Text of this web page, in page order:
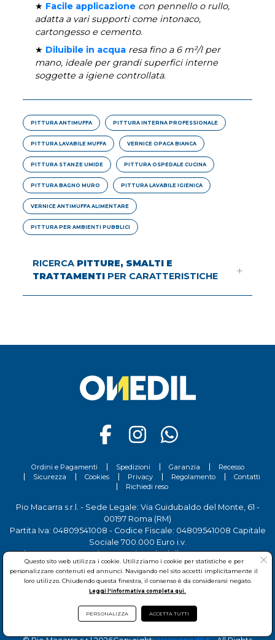
★ Facile applicazione con pennello o rullo,
adatta a vari supporti come intonaco,
cartongesso e cemento.
★ Diluibile in acqua resa fino a 6 m²/l per
mano, ideale per grandi superfici interne
soggette a igiene controllata.
PITTURA ANTIMUFFA PITTURA INTERNA PROFESSIONALE
PITTURA LAVABILE MUFFA VERNICE OPACA BIANCA
PITTURA STANZE UMIDE PITTURA OSPEDALE CUCINA
PITTURA BAGNO MURO PITTURA LAVABILE IGIENICA
VERNICE ANTIMUFFA ALIMENTARE
PITTURA PER AMBIENTI PUBBLICI
RICERCA PITTURE, SMALTI E
TRATTAMENTI PER CARATTERISTICHE
Ordini e Pagamenti Spedizioni Garanzia
Recesso
Sicurezza
Cookies Privacy Regolamento
Contatti
Richiedi reso
Pio Macarra s.r.l. - Sede Legale: Via Guidubaldo del Monte, 61 -
00197 Roma (RM)
Partita Iva: 04809541008 - Codice Fiscale: 04809541008 Capitale
Sociale 700.000 Euro i.v.
Tel.06 81156444- Sede Operativa: Via delle Imprese, 7 - 00030
San Cesareo (RM)
Questo sito web utilizza i cookie. Utilizziamo i cookie per statistiche e per
personalizzare contenuti ed annunci. Navigando nel sito accetti implicitamente il
loro utilizzo. Chiudendo questa finestra, il consenso è da considerarsi negato.
Leggi l'informativa completa qui.
PERSONALIZZA ACCETTA TUTTI